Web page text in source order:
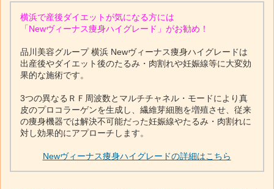
横浜で産後ダイエットが気になる方には
「Newヴィーナス痩身ハイグレード」がお勧め！
品川美容グループ 横浜 Newヴィーナス痩身ハイグレードは
出産後やダイエット後のたるみ・肉割れや妊娠線等に大変効
果的な施術です。
3つの異なるＲＦ周波数とマルチチャネル・モードにより真
皮のプロコラーゲンを生成し、繊維芽細胞を増殖させ、従来
の痩身機器では解決不可能だった妊娠線やたるみ・肉割れに
対し効果的にアプローチします。
Newヴィーナス痩身ハイグレードの詳細はこちら